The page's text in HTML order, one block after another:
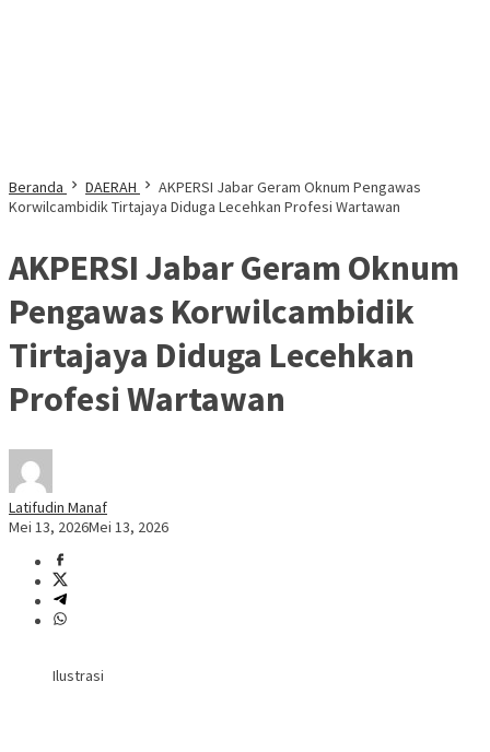
Beranda DAERAH
AKPERSI Jabar Geram Oknum Pengawas
Korwilcambidik Tirtajaya Diduga Lecehkan Profesi Wartawan
AKPERSI Jabar Geram Oknum
Pengawas Korwilcambidik
Tirtajaya Diduga Lecehkan
Profesi Wartawan
Latifudin Manaf
Mei 13, 2026Mei 13, 2026
Ilustrasi